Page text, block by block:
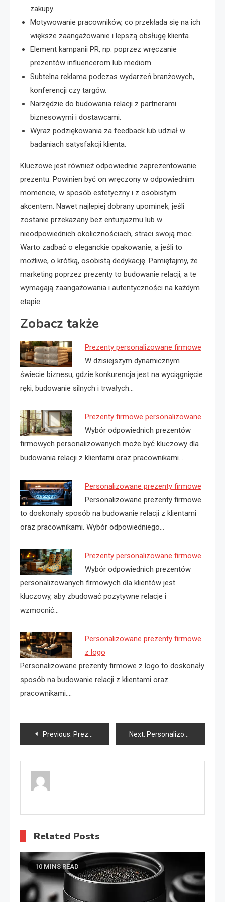
zakupy.
Motywowanie pracowników, co przekłada się na ich
większe zaangażowanie i lepszą obsługę klienta.
Element kampanii PR, np. poprzez wręczanie
prezentów influencerom lub mediom.
Subtelna reklama podczas wydarzeń branżowych,
konferencji czy targów.
Narzędzie do budowania relacji z partnerami
biznesowymi i dostawcami.
Wyraz podziękowania za feedback lub udział w
badaniach satysfakcji klienta.
Kluczowe jest również odpowiednie zaprezentowanie
prezentu. Powinien być on wręczony w odpowiednim
momencie, w sposób estetyczny i z osobistym
akcentem. Nawet najlepiej dobrany upominek, jeśli
zostanie przekazany bez entuzjazmu lub w
nieodpowiednich okolicznościach, straci swoją moc.
Warto zadbać o eleganckie opakowanie, a jeśli to
możliwe, o krótką, osobistą dedykację. Pamiętajmy, że
marketing poprzez prezenty to budowanie relacji, a te
wymagają zaangażowania i autentyczności na każdym
etapie.
Zobacz także
Prezenty personalizowane firmowe
W dzisiejszym dynamicznym
świecie biznesu, gdzie konkurencja jest na wyciągnięcie
ręki, budowanie silnych i trwałych…
Prezenty firmowe personalizowane
Wybór odpowiednich prezentów
firmowych personalizowanych może być kluczowy dla
budowania relacji z klientami oraz pracownikami.…
Personalizowane prezenty firmowe
Personalizowane prezenty firmowe
to doskonały sposób na budowanie relacji z klientami
oraz pracownikami. Wybór odpowiedniego…
Prezenty personalizowane firmowe
Wybór odpowiednich prezentów
personalizowanych firmowych dla klientów jest
kluczowy, aby zbudować pozytywne relacje i
wzmocnić…
Personalizowane prezenty firmowe
z logo
Personalizowane prezenty firmowe z logo to doskonały
sposób na budowanie relacji z klientami oraz
pracownikami.…
Nawigacja
wpisu
Previous: Prezenty personalizowane grawerowane Next: Personalizowane prezenty dla babci
Related Posts
10 MINS READ